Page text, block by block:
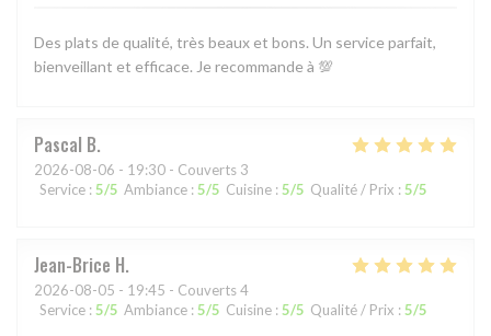
Des plats de qualité, très beaux et bons. Un service parfait,
bienveillant et efficace. Je recommande à 💯
Pascal B
2026-08-06 - 19:30 - Couverts 3
Service : 5/5 Ambiance : 5/5 Cuisine : 5/5 Qualité / Prix : 5/5
Jean-Brice H
2026-08-05 - 19:45 - Couverts 4
Service : 5/5 Ambiance : 5/5 Cuisine : 5/5 Qualité / Prix : 5/5